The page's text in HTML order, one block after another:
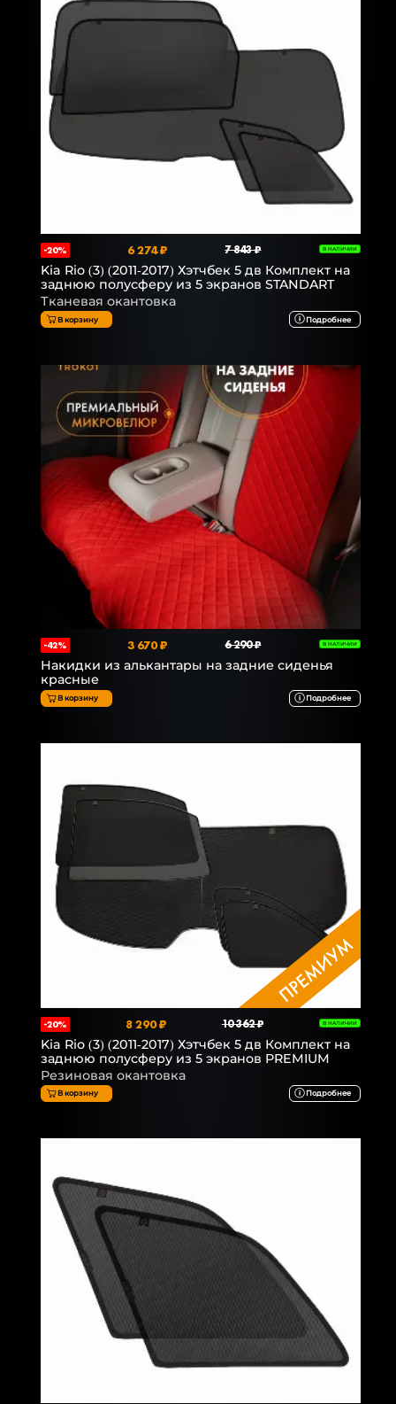
-20% 6 274 ₽ 7 843 ₽ В НАЛИЧИИ
Kia Rio (3) (2011-2017) Хэтчбек 5 дв Комплект на
заднюю полусферу из 5 экранов STANDART
Тканевая окантовка
В корзину Подробнее
-42% 3 670 ₽ 6 290 ₽ В НАЛИЧИИ
Накидки из алькантары на задние сиденья
красные
В корзину Подробнее
-20% 8 290 ₽ 10 362 ₽ В НАЛИЧИИ
Kia Rio (3) (2011-2017) Хэтчбек 5 дв Комплект на
заднюю полусферу из 5 экранов PREMIUM
Резиновая окантовка
В корзину Подробнее